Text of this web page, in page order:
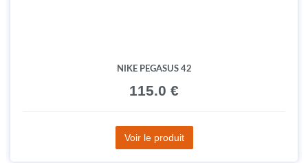
NIKE PEGASUS 42
115.0 €
Voir le produit